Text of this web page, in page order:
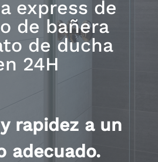
express de
de bañera
de ducha
24H
rapidez a un
adecuado.